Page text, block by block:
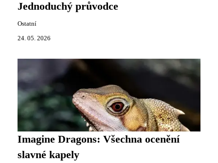
Jednoduchý průvodce
Ostatní
24. 05. 2026
Imagine Dragons: Všechna ocenění
slavné kapely